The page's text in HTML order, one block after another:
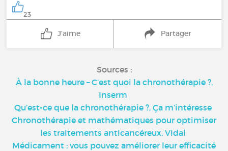
23
J'aime Partager
Sources :
À la bonne heure – C’est quoi la chronothérapie ?,
Inserm
Qu’est-ce que la chronothérapie ?, Ça m’intéresse
Chronothérapie et mathématiques pour optimiser
les traitements anticancéreux, Vidal
Médicament : vous pouvez améliorer leur efficacité